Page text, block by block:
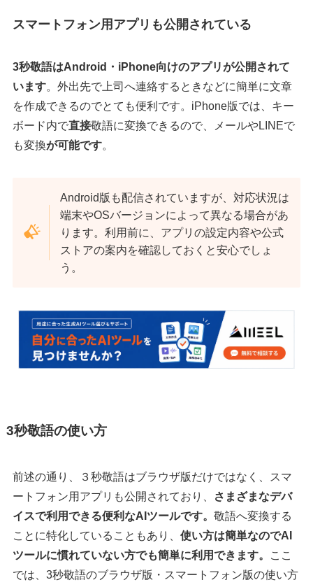
スマートフォン用アプリも公開されている
3秒敬語はAndroid・iPhone向けのアプリが公開されて
います。外出先で上司へ連絡するときなどに簡単に文章
を作成できるのでとても便利です。iPhone版では、キー
ボード内で直接敬語に変換できるので、メールやLINEで
も変換が可能です。
Android版も配信されていますが、対応状況は
端末やOSバージョンによって異なる場合があ
ります。利用前に、アプリの設定内容や公式
ストアの案内を確認しておくと安心でしょ
う。
3秒敬語の使い方
前述の通り、３秒敬語はブラウザ版だけではなく、スマ
ートフォン用アプリも公開されており、
さまざまなデバ
イスで利用できる便利なAIツールです。 敬語へ変換する
ことに特化していることもあり、 使い方は簡単なのでAI
ツールに慣れていない方でも簡単に利用できます。
ここ
では、3秒敬語のブラウザ版・スマートフォン版の使い方